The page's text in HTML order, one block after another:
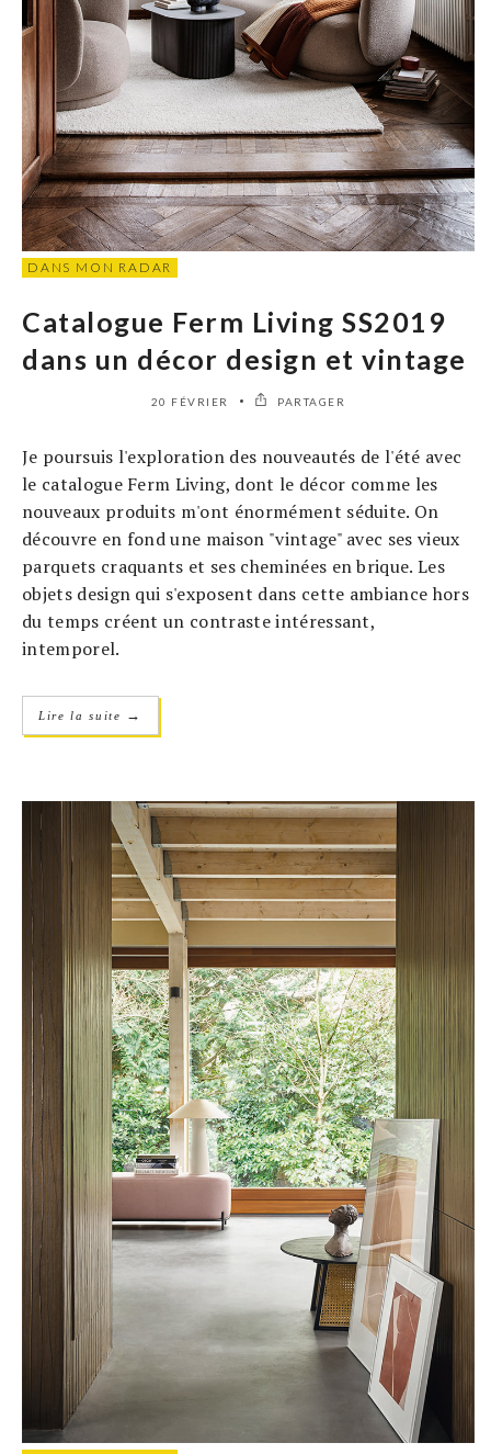
DANS MON RADAR
Catalogue Ferm Living SS2019
dans un décor design et vintage
20 FÉVRIER PARTAGER
Je poursuis l'exploration des nouveautés de l'été avec
le catalogue Ferm Living, dont le décor comme les
nouveaux produits m'ont énormément séduite. On
découvre en fond une maison "vintage" avec ses vieux
parquets craquants et ses cheminées en brique. Les
objets design qui s'exposent dans cette ambiance hors
du temps créent un contraste intéressant,
intemporel.
Lire la suite →